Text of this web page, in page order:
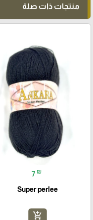
منتجات ذات صلة
7 ₪
Super perlee
add_shopping_cart